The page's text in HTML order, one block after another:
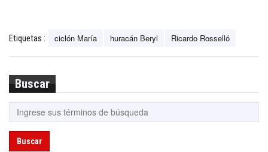
Etiquetas : ciclón María huracán Beryl Ricardo Rosselló
Buscar
Buscar